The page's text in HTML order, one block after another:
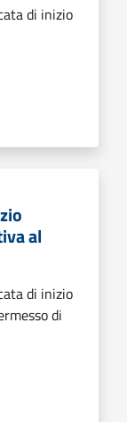
di inizio
al
di inizio
di